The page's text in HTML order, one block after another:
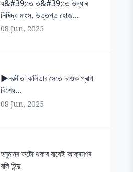
য&#39;তে ত&#39;তে উদ্ধাৰ
নিষিদ্ধ মাংস, উত্তপ্ত হোজ...
08 Jun, 2025
▶️নৱনীতা কলিতাৰ সৈতে চাওক প্ৰাগ
বিশেষ...
08 Jun, 2025
হনুমানৰ ফটো থকাৰ বাবেই আক্ৰমণৰ
বলি হিন্দু